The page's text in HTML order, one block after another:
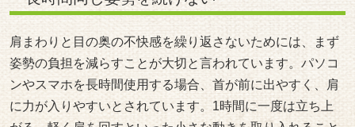
肩まわりと目の奥の不快感を繰り返さないためには、まず
姿勢の負担を減らすことが大切と言われています。パソコ
ンやスマホを長時間使用する場合、首が前に出やすく、肩
に力が入りやすいとされています。1時間に一度は立ち上